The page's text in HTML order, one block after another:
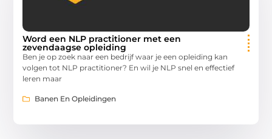
Word een NLP practitioner met een
zevendaagse opleiding
Ben je op zoek naar een bedrijf waar je een opleiding kan
volgen tot NLP practitioner? En wil je NLP snel en effectief
leren maar
Banen En Opleidingen